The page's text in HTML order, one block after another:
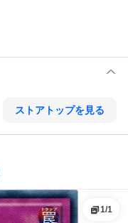
ストアトップを見る
1/1